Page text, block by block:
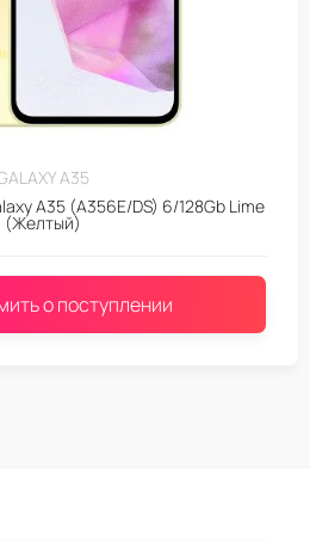
A35
A35 (A356E/DS) 6/128Gb Lime
(Желтый)
о поступлении